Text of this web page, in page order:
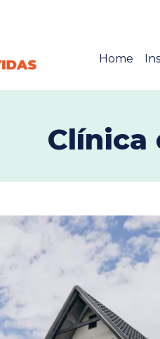
Home
Clínica